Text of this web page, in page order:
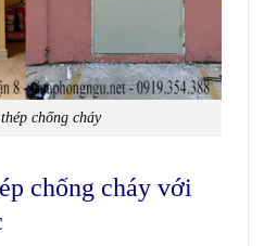
chống cháy
chống cháy với